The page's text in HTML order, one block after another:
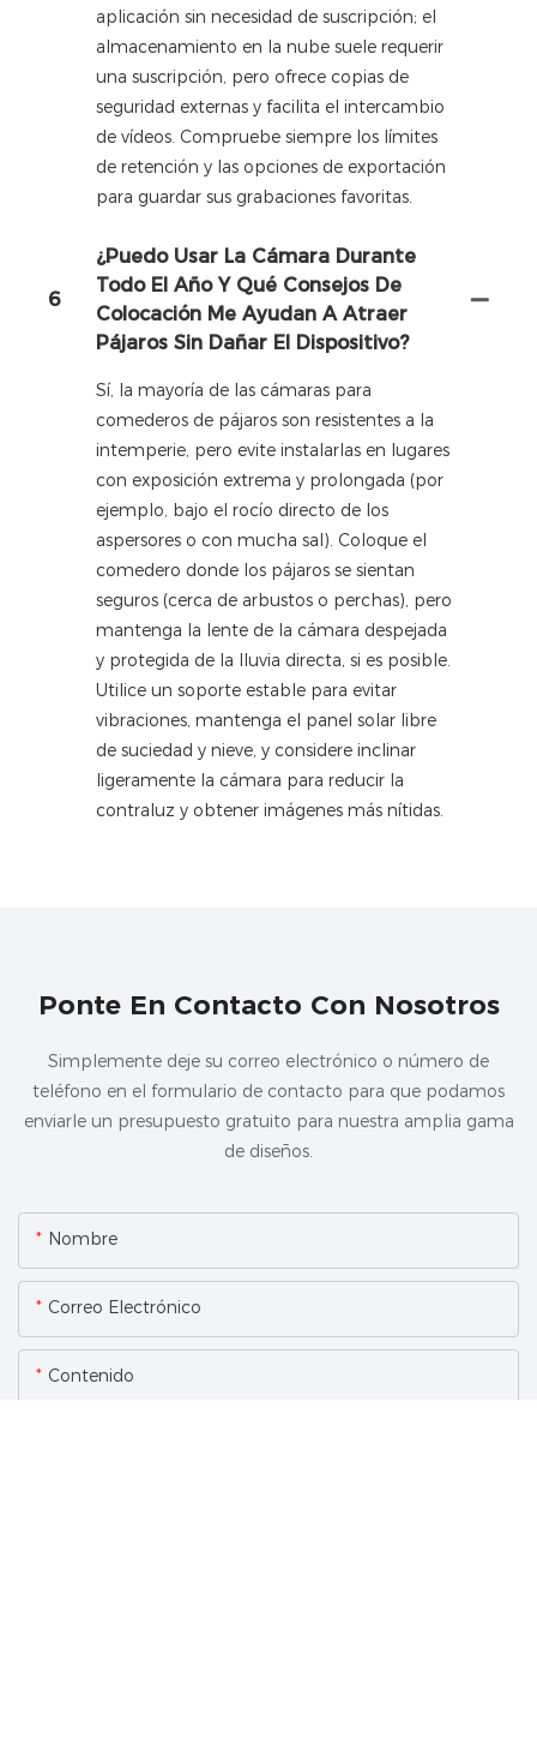
aplicación sin necesidad de suscripción; el
almacenamiento en la nube suele requerir
una suscripción, pero ofrece copias de
seguridad externas y facilita el intercambio
de vídeos. Compruebe siempre los límites
de retención y las opciones de exportación
para guardar sus grabaciones favoritas.
6
¿Puedo Usar La Cámara Durante
Todo El Año Y Qué Consejos De
Colocación Me Ayudan A Atraer
Pájaros Sin Dañar El Dispositivo?
Sí, la mayoría de las cámaras para
comederos de pájaros son resistentes a la
intemperie, pero evite instalarlas en lugares
con exposición extrema y prolongada (por
ejemplo, bajo el rocío directo de los
aspersores o con mucha sal). Coloque el
comedero donde los pájaros se sientan
seguros (cerca de arbustos o perchas), pero
mantenga la lente de la cámara despejada
y protegida de la lluvia directa, si es posible.
Utilice un soporte estable para evitar
vibraciones, mantenga el panel solar libre
de suciedad y nieve, y considere inclinar
ligeramente la cámara para reducir la
contraluz y obtener imágenes más nítidas.
Ponte En Contacto Con Nosotros
Simplemente deje su correo electrónico o número de
teléfono en el formulario de contacto para que podamos
enviarle un presupuesto gratuito para nuestra amplia gama
de diseños.
Nombre
Correo Electrónico
Contenido